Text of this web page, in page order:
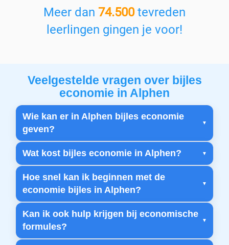
Meer dan 74.500tevreden
leerlingen gingen je voor!
Veelgestelde vragen over bijles
economie in Alphen
Wie kan er in Alphen bijles economie
geven?
Wat kost bijles economie in Alphen?
Hoe snel kan ik beginnen met de
economie bijles in Alphen?
Kan ik ook hulp krijgen bij economische
formules?